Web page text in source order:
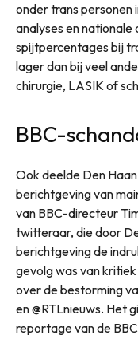
onder trans personen
analyses en
spijtpercentages bij
lager dan bij veel
chirurgie, LASIK of
BBC-
Ook deelde Den
berichtgeving van
van BBC-directeur
twitteraar, die door
berichtgeving de
gevolg was van
over de bestorming
en @RTLnieuws. Het
reportage van de